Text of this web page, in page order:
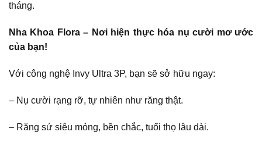
tháng.
Nha Khoa Flora – Nơi hiện thực hóa nụ cười mơ ước
của bạn!
Với công nghệ Invy Ultra 3P, bạn sẽ sở hữu ngay:
– Nụ cười rạng rỡ, tự nhiên như răng thật.
– Răng sứ siêu mỏng, bền chắc, tuổi thọ lâu dài.